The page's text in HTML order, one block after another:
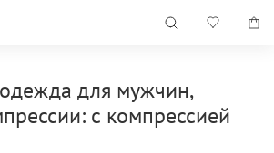
для мужчин,
с компрессией